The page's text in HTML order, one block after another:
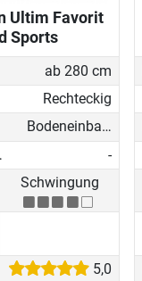
Ultim Favorit
Sports
ab 280 cm
Rechteckig
Bodeneinbau-Trampolin
-
Schwingung
5,0